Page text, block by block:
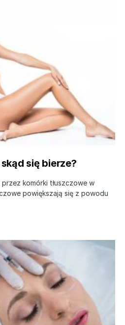
się bierze?
komórki tłuszczowe w
powiększają się z powodu